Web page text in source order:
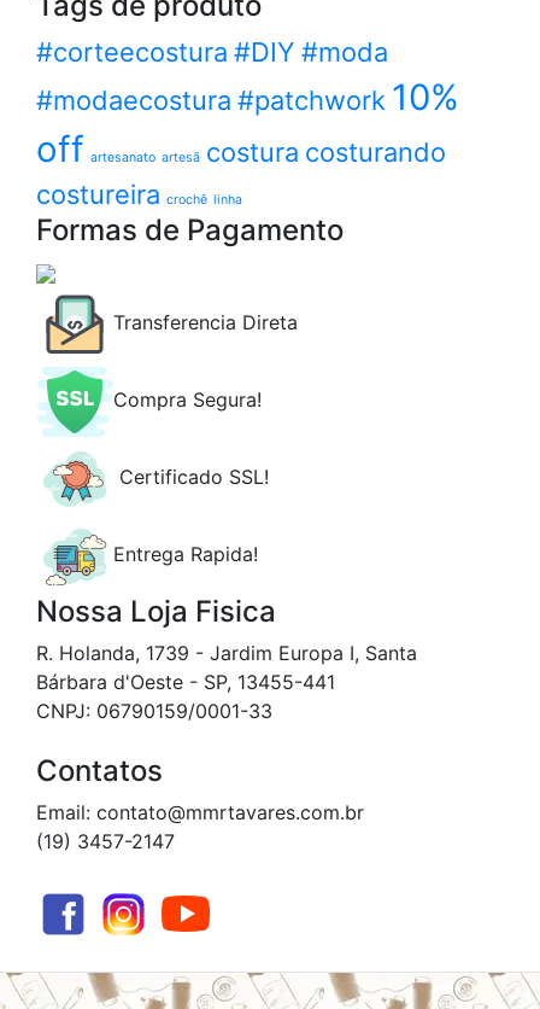
#corteecostura #DIY #moda
#modaecostura #patchwork 10%
off artesanato artesã costura costurando
costureira crochê linha
Formas de Pagamento
Transferencia Direta
Compra Segura!
Certificado SSL!
Entrega Rapida!
Nossa Loja Fisica
R. Holanda, 1739 - Jardim Europa I, Santa
Bárbara d'Oeste - SP, 13455-441
CNPJ: 06790159/0001-33
Contatos
Email: contato@mmrtavares.com.br
(19) 3457-2147